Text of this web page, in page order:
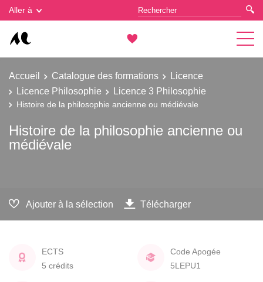
Aller à
Accueil Catalogue des formations
Licence
Licence Philosophie
Licence 3 Philosophie
Histoire de la philosophie ancienne ou médiévale
Histoire de la philosophie ancienne ou
médiévale
Ajouter à la sélection Télécharger
ECTS
5 crédits
Code Apogée
5LEPU1
Gestion des cookies